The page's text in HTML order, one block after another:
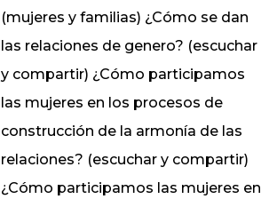
(mujeres y familias) ¿Cómo se dan
las relaciones de genero? (escuchar
y compartir) ¿Cómo participamos
las mujeres en los procesos de
construcción de la armonía de las
relaciones? (escuchar y compartir)
¿Cómo participamos las mujeres en